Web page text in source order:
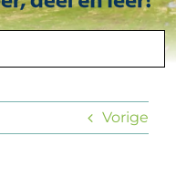
Vorige